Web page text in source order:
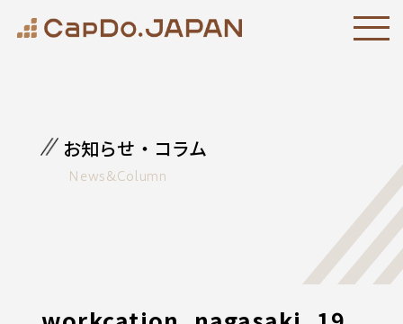
お知らせ・コラム
News&Column